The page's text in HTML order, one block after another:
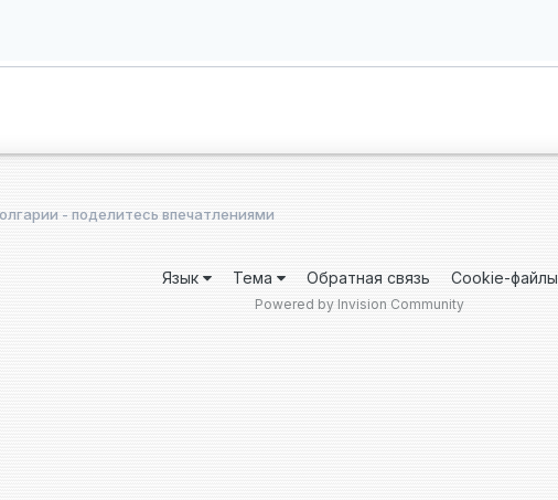
- поделитесь впечатлениями
Язык Тема Обратная связь Cookie-файлы
Powered by Invision Community